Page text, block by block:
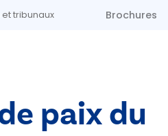
tribunaux Brochures
paix du